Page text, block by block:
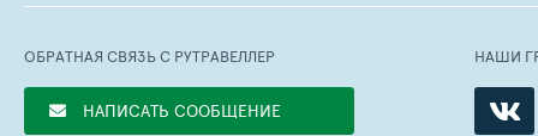
ОБРАТНАЯ СВЯЗЬ С РУТРАВЕЛЛЕР
НАПИСАТЬ СООБЩЕНИЕ
НАШИ